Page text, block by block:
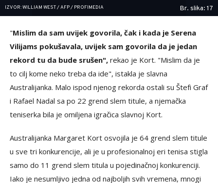
IZVOR: WILLIAM WEST / AFP / PROFIMEDIA Br. slika: 17
"Mislim da sam uvijek govorila, čak i kada je Serena
Vilijams pokušavala, uvijek sam govorila da je jedan
rekord tu da bude srušen", rekao je Kort. "Mislim da je
to cilj kome neko treba da ide", istakla je slavna
Australijanka. Malo ispod njenog rekorda ostali su Štefi Graf
i Rafael Nadal sa po 22 grend slem titule, a njemačka
teniserka bila je omiljena igračica slavnoj Kort.
Australijanka Margaret Kort osvojila je 64 grend slem titule
u sve tri konkurencije, ali je u profesionalnoj eri tenisa stigla
samo do 11 grend slem titula u pojedinačnoj konkurenciji.
Iako je nesumljivo jedna od najboljih svih vremena, mnogi